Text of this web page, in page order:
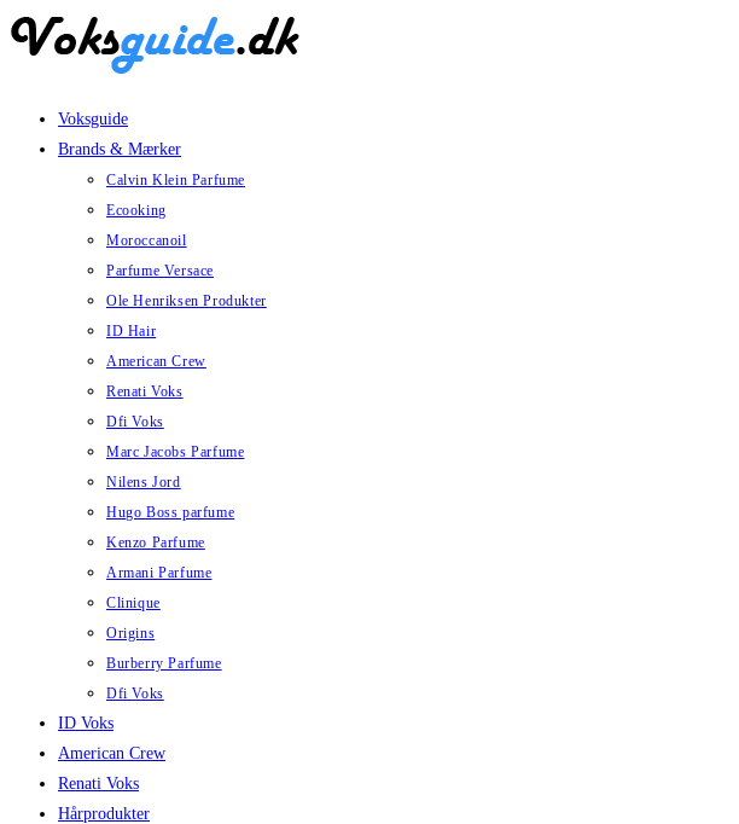
Skip
Voksguide
Brands & Mærker
Calvin Klein Parfume
Ecooking
Moroccanoil
Parfume Versace
Ole Henriksen Produkter
ID Hair
American Crew
Renati Voks
Dfi Voks
Marc Jacobs Parfume
Nilens Jord
Hugo Boss parfume
Kenzo Parfume
Armani Parfume
Clinique
Origins
Burberry Parfume
Dfi Voks
ID Voks
American Crew
Renati Voks
Hårprodukter